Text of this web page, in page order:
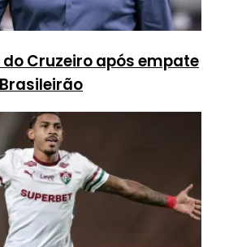
Cruzeiro após empate